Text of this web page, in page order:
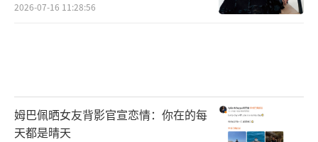
2026-07-16 11:28:56
姆巴佩晒女友背影官宣恋情：你在的每
天都是晴天